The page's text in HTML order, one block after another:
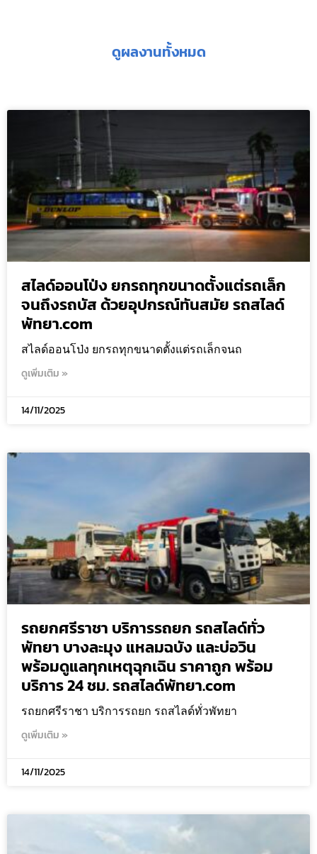
ดูผลงานทั้งหมด
สไลด์ออนโป่ง ยกรถทุกขนาดตั้งแต่รถเล็ก
จนถึงรถบัส ด้วยอุปกรณ์ทันสมัย รถสไลด์
พัทยา.com
สไลด์ออนโป่ง ยกรถทุกขนาดตั้งแต่รถเล็กจนถ
ดูเพิ่มเติม »
14/11/2025
รถยกศรีราชา บริการรถยก รถสไลด์ทั่ว
พัทยา บางละมุง แหลมฉบัง และบ่อวิน
พร้อมดูแลทุกเหตุฉุกเฉิน ราคาถูก พร้อม
บริการ 24 ชม. รถสไลด์พัทยา.com
รถยกศรีราชา บริการรถยก รถสไลด์ทั่วพัทยา
ดูเพิ่มเติม »
14/11/2025